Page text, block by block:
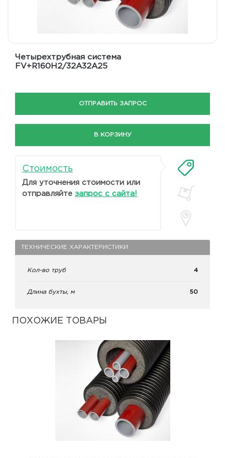
Четырехтрубная система
FV+R160H2/32A32A25
ОТПРАВИТЬ ЗАПРОС
В КОРЗИНУ
Стоимость
Для уточнения стоимости или
отправляйте запрос с сайта!
ТЕХНИЧЕСКИЕ ХАРАКТЕРИСТИКИ
Кол-во труб 4
Длина бухты, м 50
ПОХОЖИЕ ТОВАРЫ